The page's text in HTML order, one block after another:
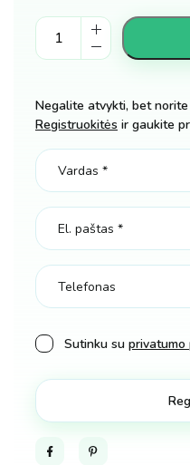
Skibidi
toilet
Negalite atvykti, bet
Registruokitės ir gaukite
Sutinku su privatumo
FacebookPinterest